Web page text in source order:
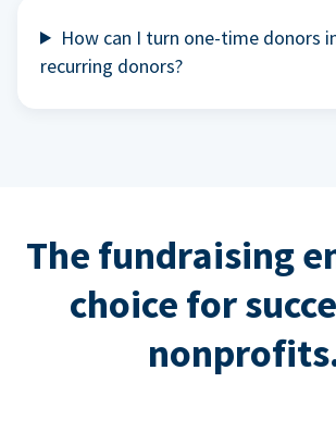
How can I turn one-time donors
recurring donors?
The fundraising
choice for